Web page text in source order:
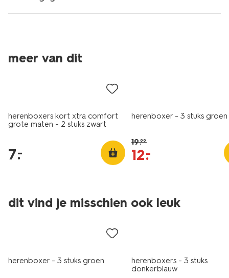
meer van dit
laag geprijsd
herenboxers kort xtra comfort
grote maten - 2 stuks zwart
7.
–
herenboxer - 3 stuks groen
19.99
12.
–
dit vind je misschien ook leuk
sale
herenboxer - 3 stuks groen
2+1 gratis
herenboxers - 3 stuks
donkerblauw